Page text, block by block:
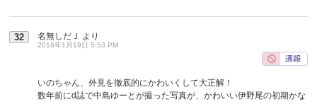
32 名無しだＪ より
2016年1月19日 5:53 PM
いのちゃん、外見を徹底的にかわいくして大正解！
数年前にd誌で中島ゆーとが撮った写真が、かわいい伊野尾の初期かな